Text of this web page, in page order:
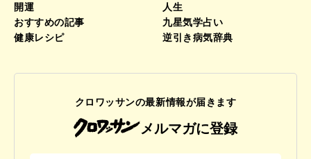
開運
人生
おすすめの記事
九星気学占い
健康レシピ
逆引き病気辞典
クロワッサンの最新情報が届きます
メルマガに登録